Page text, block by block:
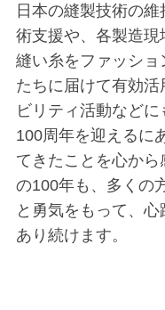
日本の縫製技術の
術支援や、各製造
縫い糸をファッシ
たちに届けて有効
ビリティ活動などに
100周年を迎えるに
てきたことを心か
の100年も、多くの
と勇気をもって、
あり続けます。